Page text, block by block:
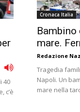
40
c’è
Cronaca Italia
Bambino
mare.
Redazione
Tragedia
Napoli. Un
mare nella